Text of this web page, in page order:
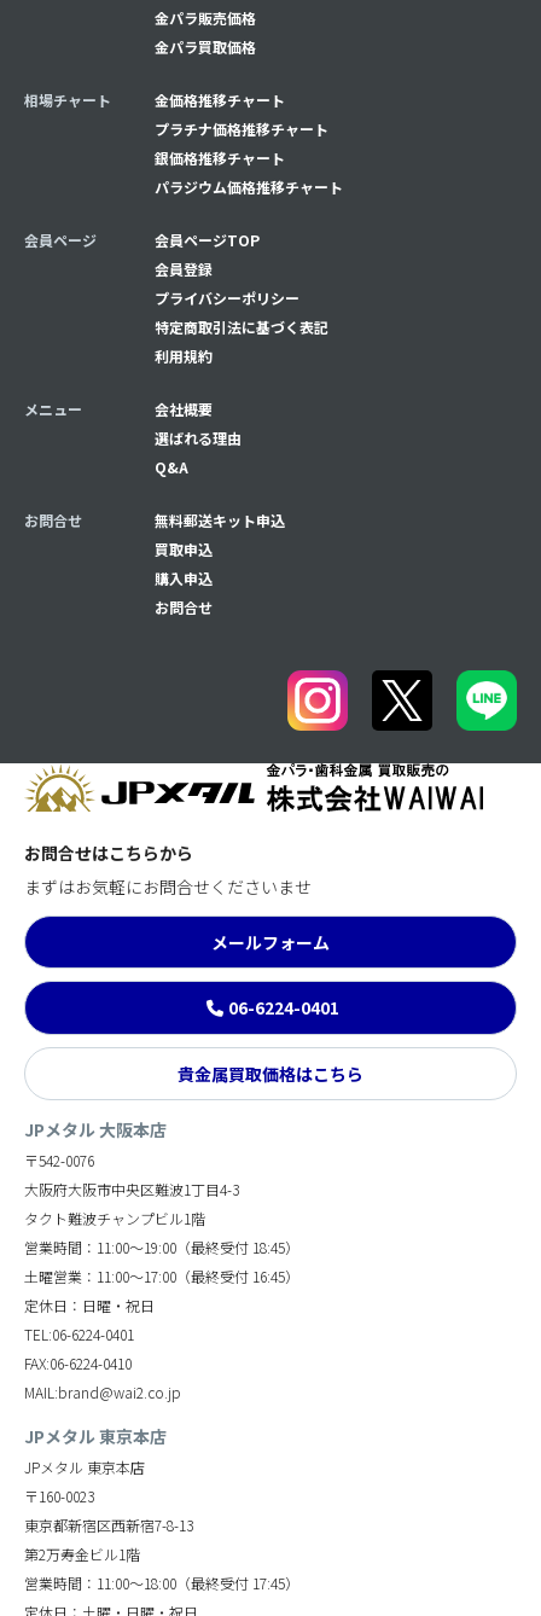
金パラ販売価格
金パラ買取価格
相場チャート
金価格推移チャート
プラチナ価格推移チャート
銀価格推移チャート
パラジウム価格推移チャート
会員ページ
会員ページTOP
会員登録
プライバシーポリシー
特定商取引法に基づく表記
利用規約
メニュー
会社概要
選ばれる理由
Q&A
お問合せ
無料郵送キット申込
買取申込
購入申込
お問合せ
お問合せはこちらから
まずはお気軽にお問合せくださいませ
メールフォーム
06-6224-0401
貴金属買取価格はこちら
JPメタル 大阪本店
〒542-0076
大阪府大阪市中央区難波1丁目4-3
タクト難波チャンプビル1階
営業時間：11:00～19:00（最終受付 18:45）
土曜営業：11:00～17:00（最終受付 16:45）
定休日：日曜・祝日
TEL:06-6224-0401
FAX:06-6224-0410
MAIL:brand@wai2.co.jp
JPメタル 東京本店
JPメタル 東京本店
〒160-0023
東京都新宿区西新宿7-8-13
第2万寿金ビル1階
営業時間：11:00～18:00（最終受付 17:45）
定休日：土曜・日曜・祝日